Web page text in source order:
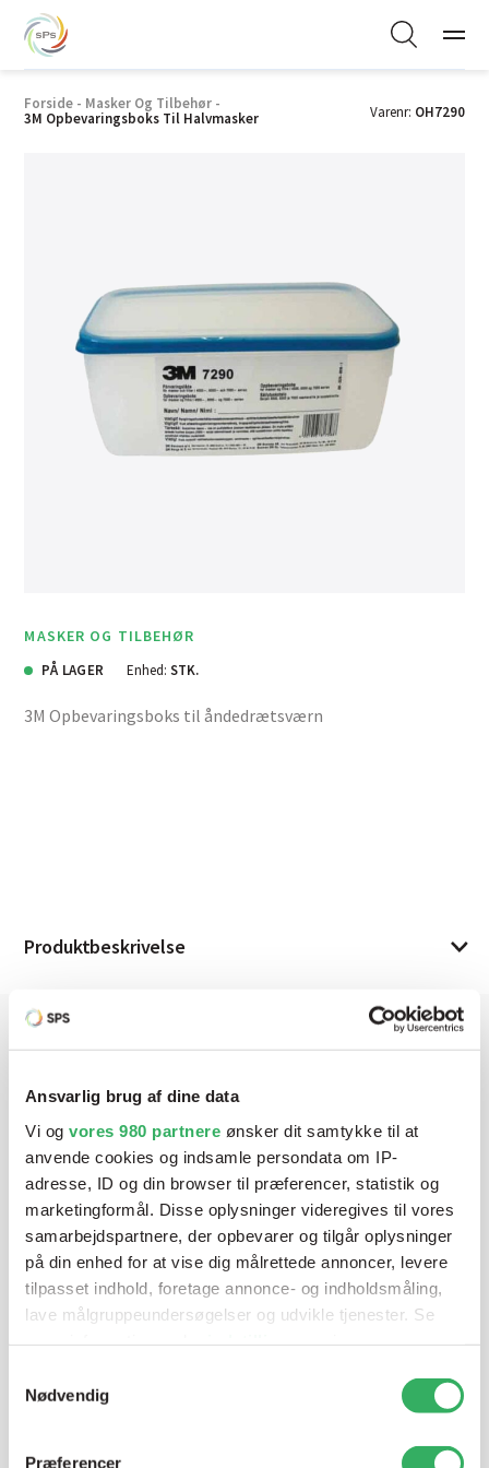
Ansvarlig brug af dine data
Vi og vores 980 partnere ønsker dit samtykke til at
anvende cookies og indsamle persondata om IP-
adresse, ID og din browser til præferencer, statistik og
marketingformål. Disse oplysninger videregives til vores
samarbejdspartnere, der opbevarer og tilgår oplysninger
på din enhed for at vise dig målrettede annoncer, levere
tilpasset indhold, foretage annonce- og indholdsmåling,
lave målgruppeundersøgelser og udvikle tjenester. Se
tilbage eller ændre indstillinger fra vores
"Cookiedeklaration", eller ved at trykke på "Privacy
Nødvendig
Præferencer
Forside - Masker Og Tilbehør -
3M Opbevaringsboks Til Halvmasker
Varenr: OH7290
MASKER OG TILBEHØR
PÅ LAGER Enhed: STK.
3M Opbevaringsboks til åndedrætsværn
Produktbeskrivelse
klar ved telefonen
Vi tilbyder et bredt sortiment af produkter til
autolakering. Lige meget om du skal bruge en enkelt farve,
en sprøjtepistol eller om du har behov for en
blandeanlægsløsning, kan vi hjælpe dig.
Mandag - Torsdag 07:00-15:30
Fredag 07:00-13:45